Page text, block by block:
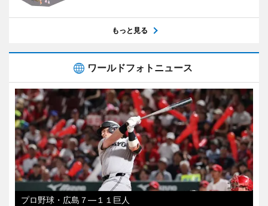
もっと見る
ワールドフォトニュース
プロ野球・広島７―１１巨人